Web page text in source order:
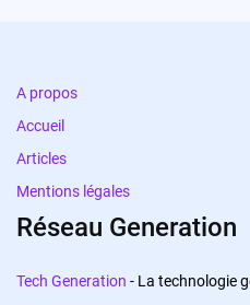
A propos
Accueil
Articles
Mentions légales
Réseau Generation
Tech Generation - La technologie